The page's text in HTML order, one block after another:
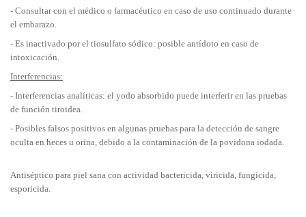
- Consultar con el médico o farmacéutico en caso de uso continuado durante
el embarazo.
- Es inactivado por el tiosulfato sódico: posible antídoto en caso de
intoxicación.
Interferencias:
- Interferencias analíticas: el yodo absorbido puede interferir en las pruebas
de función tiroidea.
- Posibles falsos positivos en algunas pruebas para la detección de sangre
oculta en heces u orina, debido a la contaminación de la povidona iodada.
Antiséptico para piel sana con actividad bactericida, viricida, fungicida,
esporicida.